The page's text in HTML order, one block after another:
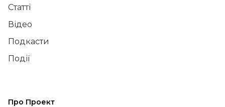
Статті
Відео
Подкасти
Події
Про Проект